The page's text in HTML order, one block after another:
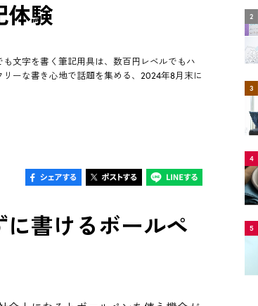
体験
文字を書く筆記用具は、数百円レベルでもハ
ーな書き心地で話題を集める、2024年8月末に
書けるボールペ
2
3
4
5